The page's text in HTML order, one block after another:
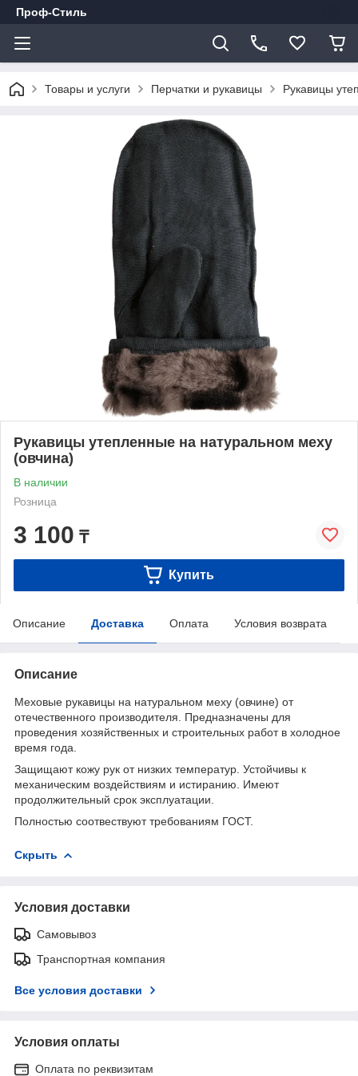
Проф-Стиль
Товары и услуги Перчатки и рукавицы Рукавицы
Рукавицы утепленные на натуральном меху
(овчина)
В наличии
Розница
3 100 ₸
Купить
Описание Доставка Оплата Условия возврата
Описание
Меховые рукавицы на натуральном меху (овчине) от
отечественного производителя. Предназначены для
проведения хозяйственных и строительных работ в холодное
время года.
Защищают кожу рук от низких температур. Устойчивы к
механическим воздействиям и истиранию. Имеют
продолжительный срок эксплуатации.
Полностью соотвествуют требованиям ГОСТ.
Скрыть
Условия доставки
Самовывоз
Транспортная компания
Все условия доставки
Условия оплаты
Оплата по реквизитам